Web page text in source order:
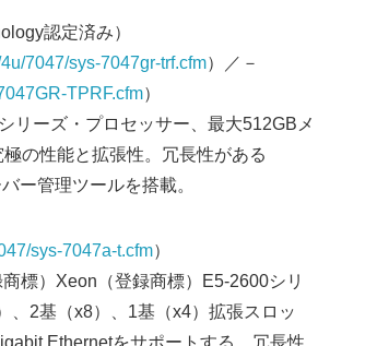
認定済み）
7047/sys-7047gr-trf.cfm）／－
TPRF.cfm）
リーズ・プロセッサー、最大512GBメ
の性能と拡張性。冗長性がある
ー管理ツールを搭載。
sys-7047a-t.cfm）
標）Xeon（登録商標）E5-2600シリ
、2基（x8）、1基（x4）拡張スロッ
Ethernetをサポートする。冗長性